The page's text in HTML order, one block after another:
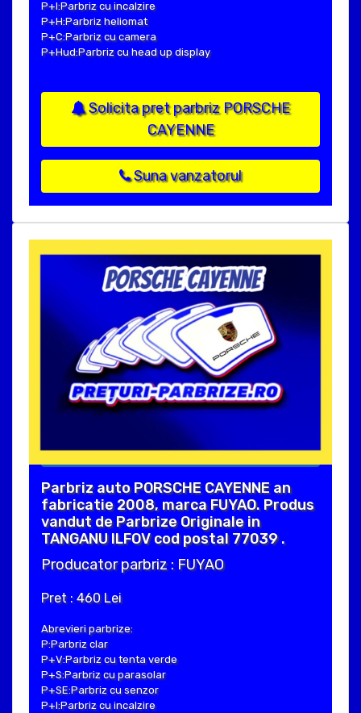
P+I:Parbriz cu incalzire
P+H:Parbriz heliomat
P+C:Parbriz cu camera
P+Hud:Parbriz cu head up display
Solicita pret parbriz PORSCHE
CAYENNE
Suna vanzatorul
Parbriz auto PORSCHE CAYENNE an
fabricatie 2008, marca FUYAO. Produs
vandut de Parbrize Originale in
TANGANU ILFOV cod postal 77039 .
Producator parbriz : FUYAO
Pret : 460 Lei
Abrevieri parbrize:
P:Parbriz clar
P+V:Parbriz cu tenta verde
P+S:Parbriz cu parasolar
P+SE:Parbriz cu senzor
P+I:Parbriz cu incalzire